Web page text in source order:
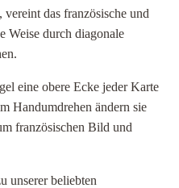
das französische und
Weise durch diagonale
eine obere Ecke jeder Karte
Handumdrehen ändern sie
französischen Bild und
unserer beliebten